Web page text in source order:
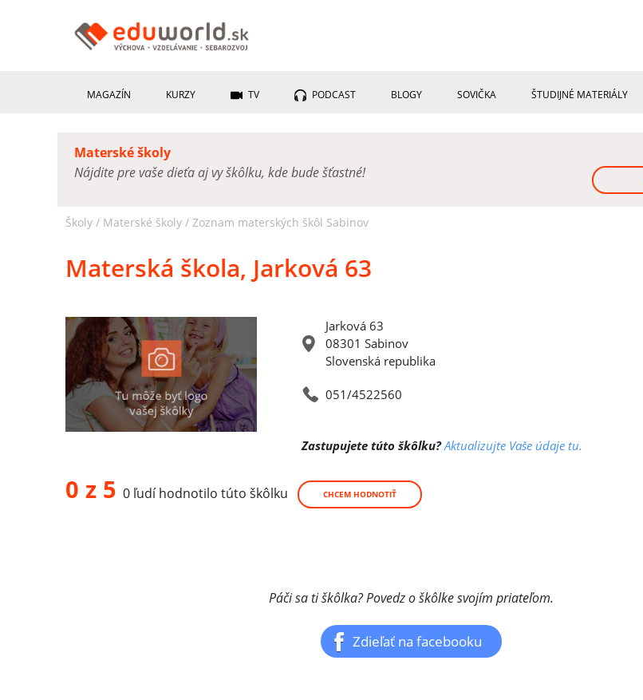
MAGAZÍN KURZY TV PODCAST BLOGY SOVIČKA ŠTUDIJNÉ MATERIÁLY
Materské školy
Nájdite pre vaše dieťa aj vy škôlku, kde bude šťastné!
Školy / Materské školy / Zoznam materských škôl Sabinov
Materská škola, Jarková 63
Jarková 63
08301 Sabinov
Slovenská republika
051/4522560
Zastupujete túto škôlku? Aktualizujte Vaše údaje tu.
0 z 5 0 ľudí hodnotilo túto škôlku CHCEM HODNOTIŤ
Páči sa ti škôlka? Povedz o škôlke svojím priateľom.
Zdieľať na facebooku